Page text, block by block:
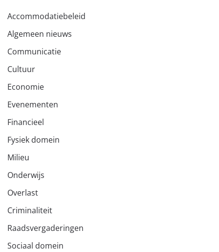
Accommodatiebeleid
Algemeen nieuws
Communicatie
Cultuur
Economie
Evenementen
Financieel
Fysiek domein
Milieu
Onderwijs
Overlast
Criminaliteit
Raadsvergaderingen
Sociaal domein